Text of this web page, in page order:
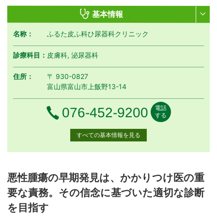
基本情報
名称： ふるた皮ふ科ひ尿器科クリニック
診療科目： 皮膚科, 泌尿器科
住所：
〒 930-0827
富山県富山市上飯野13-14
電話番号
076-452-9200
電話
する
すべての基本情報を見る
9:00～12:30
●
9:00～13:00
● ● ● ●
●
14:30～17:00
悪性腫瘍の早期発見は、かかりつけ医の重
要な責務。その信念に基づいた適切な診断
を目指す